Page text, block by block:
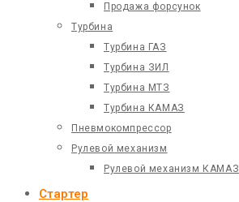
Продажа форсунок
Турбина
Турбина ГАЗ
Турбина ЗИЛ
Турбина МТЗ
Турбина КАМАЗ
Пневмокомпрессор
Рулевой механизм
Рулевой механизм КАМАЗ
Стартер